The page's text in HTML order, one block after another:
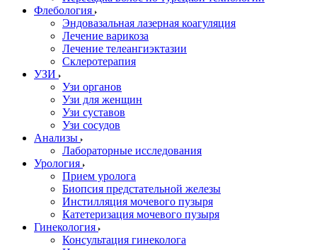
Флебология
Эндовазальная лазерная коагуляция
Лечение варикоза
Лечение телеангиэктазии
Склеротерапия
УЗИ
Узи органов
Узи для женщин
Узи cуставов
Узи сосудов
Анализы
Лабораторные исследования
Урология
Прием уролога
Биопсия предстательной железы
Инстилляция мочевого пузыря
Катетеризация мочевого пузыря
Гинекология
Консультация гинеколога